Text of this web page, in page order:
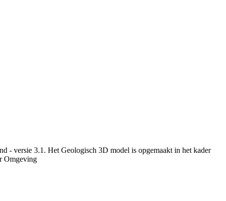
- versie 3.1. Het Geologisch 3D model is opgemaakt in het kader
Omgeving